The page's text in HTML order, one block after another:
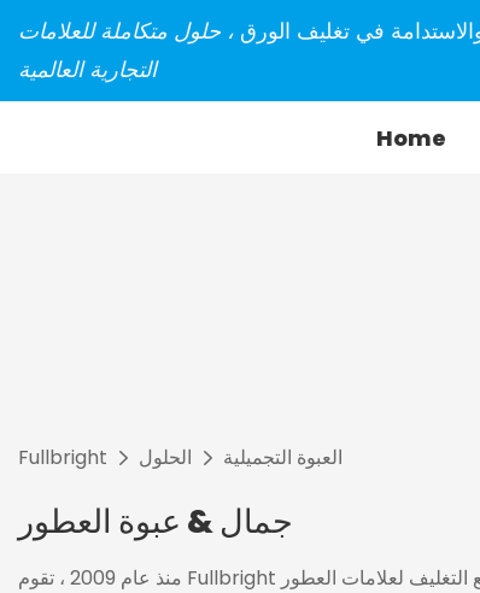
في تغليف الورق ، حلول متكاملة للعلامات
التجارية العالمية
Home
Fullbright الحلول العبوة التجميلية
جمال & عبوة العطور
منذ عام 2009 ، تقوم Fullbright بتطوير وتصنيع التغليف لعلامات العطور